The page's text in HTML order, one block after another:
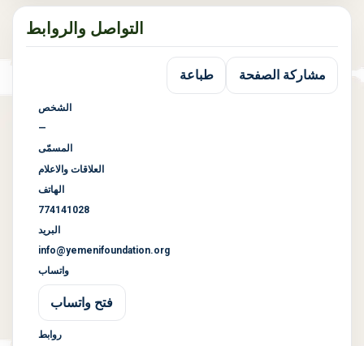
التواصل والروابط
مشاركة الصفحة طباعة
الشخص
—
المسمّى
العلاقات والاعلام
الهاتف
774141028
البريد
info@yemenifoundation.org
واتساب
فتح واتساب
روابط